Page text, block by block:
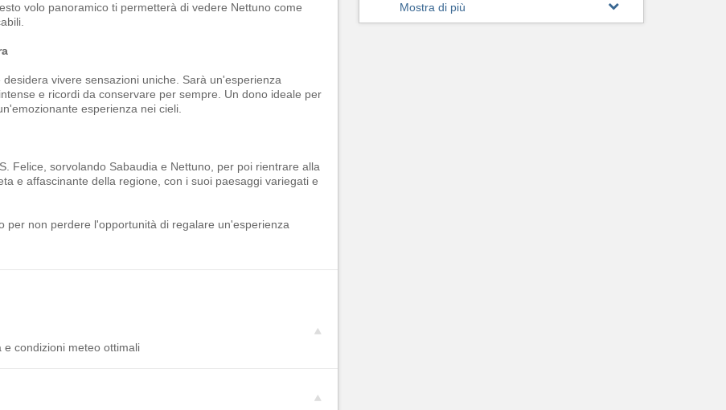
volo panoramico ti permetterà di vedere Nettuno come
vivere sensazioni uniche. Sarà un'esperienza
e ricordi da conservare per sempre. Un dono ideale per
esperienza nei cieli.
Felice, sorvolando Sabaudia e Nettuno, per poi rientrare alla
e affascinante della regione, con i suoi paesaggi variegati e
per non perdere l'opportunità di regalare un'esperienza
condizioni meteo ottimali
Mostra di più